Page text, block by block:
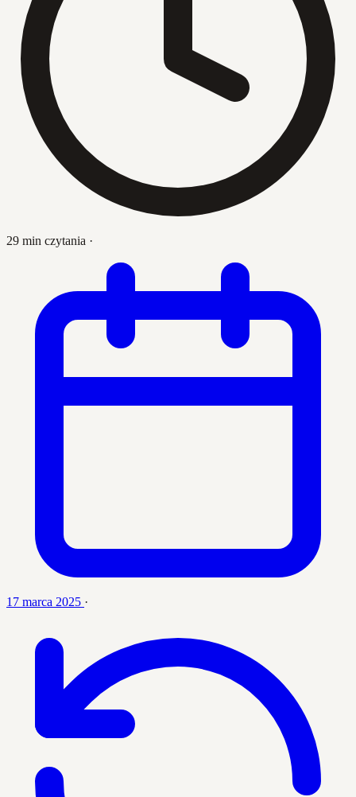
29 min czytania ·
17 marca 2025 ·